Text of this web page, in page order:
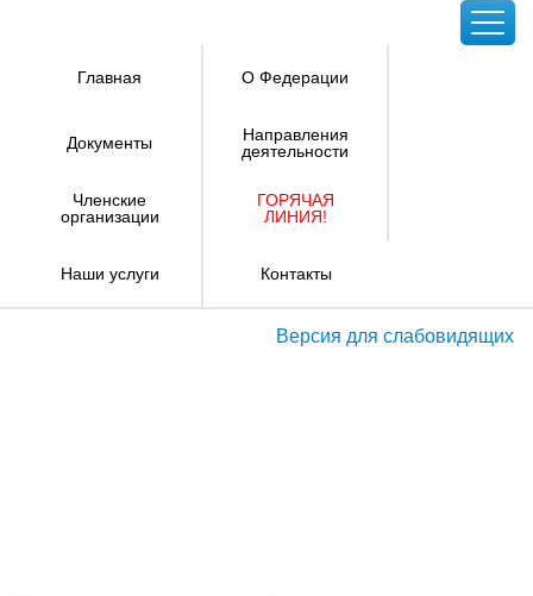
Главная О Федерации
Документы
Направления
деятельности
Членские
организации
ГОРЯЧАЯ
ЛИНИЯ!
Наши услуги Контакты
Версия для слабовидящих